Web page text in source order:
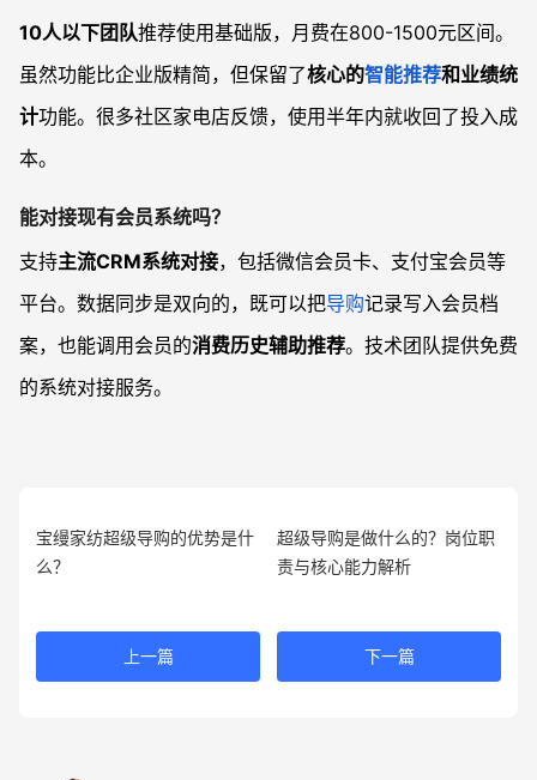
10人以下团队推荐使用基础版，月费在800-1500元区间。
虽然功能比企业版精简，但保留了核心的智能推荐和业绩统
计功能。很多社区家电店反馈，使用半年内就收回了投入成
本。
能对接现有会员系统吗？
支持主流CRM系统对接，包括微信会员卡、支付宝会员等
平台。数据同步是双向的，既可以把导购记录写入会员档
案，也能调用会员的消费历史辅助推荐。技术团队提供免费
的系统对接服务。
宝缦家纺超级导购的优势是什
么？
上一篇
超级导购是做什么的？岗位职
责与核心能力解析
下一篇